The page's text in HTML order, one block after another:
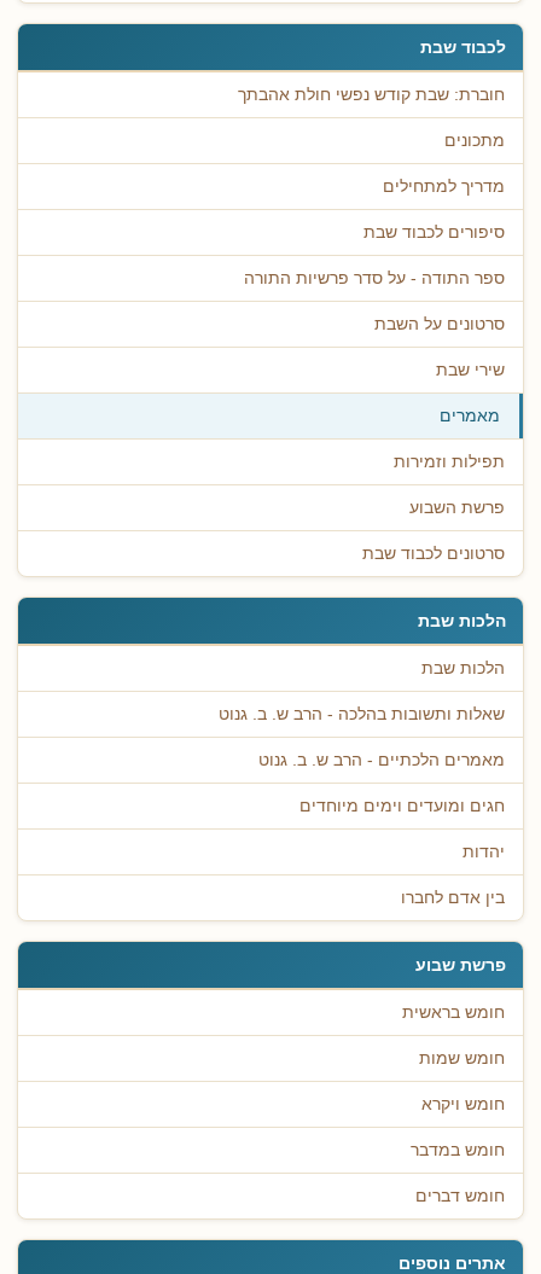
לכבוד שבת
חוברת: שבת קודש נפשי חולת אהבתך
מתכונים
מדריך למתחילים
סיפורים לכבוד שבת
ספר התודה - על סדר פרשיות התורה
סרטונים על השבת
שירי שבת
מאמרים
תפילות וזמירות
פרשת השבוע
סרטונים לכבוד שבת
הלכות שבת
הלכות שבת
שאלות ותשובות בהלכה - הרב ש. ב. גנוט
מאמרים הלכתיים - הרב ש. ב. גנוט
חגים ומועדים וימים מיוחדים
יהדות
בין אדם לחברו
פרשת שבוע
חומש בראשית
חומש שמות
חומש ויקרא
חומש במדבר
חומש דברים
אתרים נוספים